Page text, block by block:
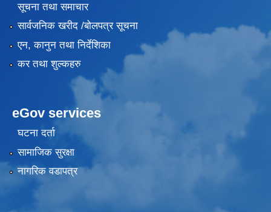
सूचना तथा समाचार
सार्वजनिक खरीद /बोलपत्र सूचना
एन, कानुन तथा निर्देशिका
कर तथा शुल्कहरु
eGov services
घटना दर्ता
सामाजिक सुरक्षा
नागरिक वडापत्र